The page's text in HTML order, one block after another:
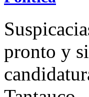
pronto y